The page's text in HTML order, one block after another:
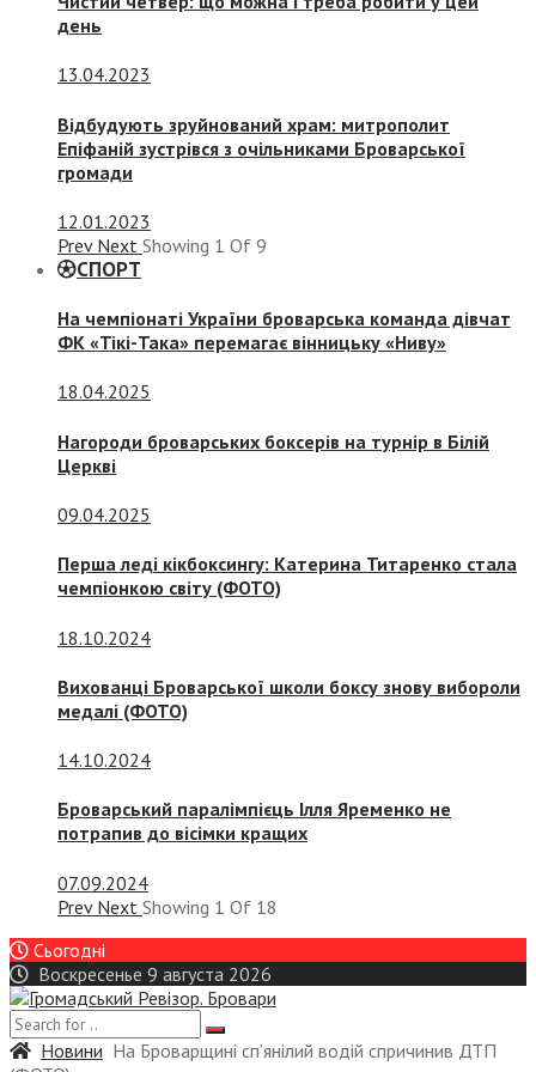
день
13.04.2023
Відбудують зруйнований храм: митрополит
Епіфаній зустрівся з очільниками Броварської
громади
12.01.2023
Prev Next Showing 1 Of 9
СПОРТ
На чемпіонаті України броварська команда дівчат
ФК «Тікі-Така» перемагає вінницьку «Ниву»
18.04.2025
Нагороди броварських боксерів на турнір в Білій
Церкві
09.04.2025
Перша леді кікбоксингу: Катерина Титаренко стала
чемпіонкою світу (ФОТО)
18.10.2024
Вихованці Броварської школи боксу знову вибороли
медалі (ФОТО)
14.10.2024
Броварський паралімпієць Ілля Яременко не
потрапив до вісімки кращих
07.09.2024
Prev Next Showing 1 Of 18
Сьогодні
Воскресенье 9 августа 2026
Новини На Броварщині сп’янілий водій спричинив ДТП